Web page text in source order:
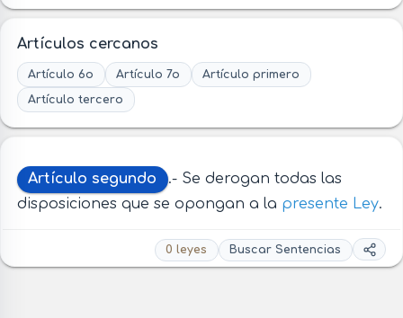
Artículos cercanos
Artículo 6o Artículo 7o
Artículo primero
Artículo tercero
Artículo segundo
.- Se derogan todas las
disposiciones que se opongan a la presente Ley.
0 leyes Buscar Sentencias